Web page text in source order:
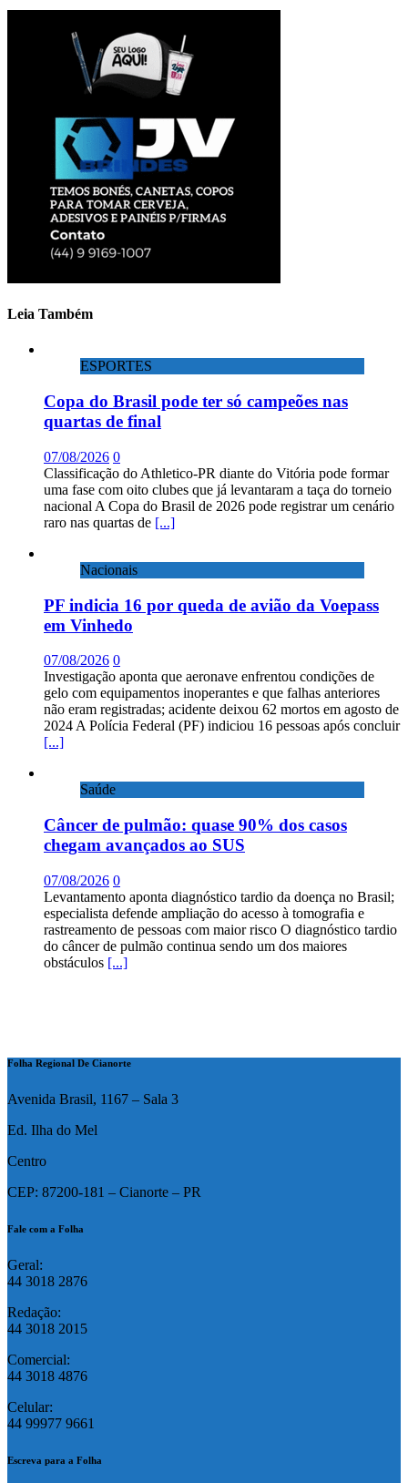
Leia Também
ESPORTES
Copa do Brasil pode ter só campeões nas
quartas de final
07/08/2026 0
Classificação do Athletico-PR diante do Vitória pode formar
uma fase com oito clubes que já levantaram a taça do torneio
nacional A Copa do Brasil de 2026 pode registrar um cenário
raro nas quartas de [...]
Nacionais
PF indicia 16 por queda de avião da Voepass
em Vinhedo
07/08/2026 0
Investigação aponta que aeronave enfrentou condições de
gelo com equipamentos inoperantes e que falhas anteriores
não eram registradas; acidente deixou 62 mortos em agosto de
2024 A Polícia Federal (PF) indiciou 16 pessoas após concluir
[...]
Saúde
Câncer de pulmão: quase 90% dos casos
chegam avançados ao SUS
07/08/2026 0
Levantamento aponta diagnóstico tardio da doença no Brasil;
especialista defende ampliação do acesso à tomografia e
rastreamento de pessoas com maior risco O diagnóstico tardio
do câncer de pulmão continua sendo um dos maiores
obstáculos [...]
Folha Regional De Cianorte
Avenida Brasil, 1167 – Sala 3
Ed. Ilha do Mel
Centro
CEP: 87200-181 – Cianorte – PR
Fale com a Folha
Geral:
44 3018 2876
Redação:
44 3018 2015
Comercial:
44 3018 4876
Celular:
44 99977 9661
Escreva para a Folha